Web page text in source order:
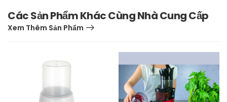
Các Sản Phẩm Khác Cùng Nhà Cung Cấp
Xem Thêm Sản Phẩm